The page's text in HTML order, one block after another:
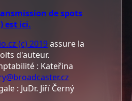
de spots
est ici.
(c) 2019assure la
d'auteur.
: Kateřina
: JuDr. Jiří Černý